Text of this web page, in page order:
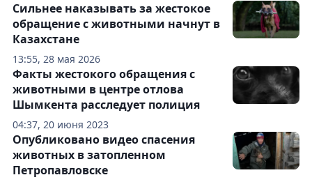
13:55, 28 мая 2026
Сильнее наказывать за жестокое
обращение с животными начнут в
Казахстане
04:37, 20 июня 2023
Факты жестокого обращения с
животными в центре отлова
Шымкента расследует полиция
Опубликовано видео спасения
животных в затопленном
Петропавловске